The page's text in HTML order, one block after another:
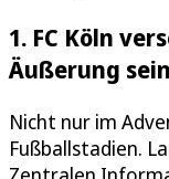
1. FC Köln
Äußerung
Nicht nur im
Fußballstadien.